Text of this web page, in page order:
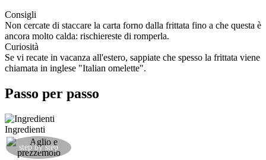
Consigli
Non cercate di staccare la carta forno dalla frittata fino a che questa è
ancora molto calda: rischiereste di romperla.
Curiosità
Se vi recate in vacanza all'estero, sappiate che spesso la frittata viene
chiamata in inglese "Italian omelette".
Passo per passo
Ingredienti
step by step